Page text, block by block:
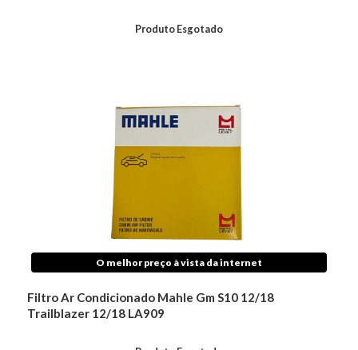
Produto Esgotado
O melhor preço à vista da internet
Filtro Ar Condicionado Mahle Gm S10 12/18
Trailblazer 12/18 LA909